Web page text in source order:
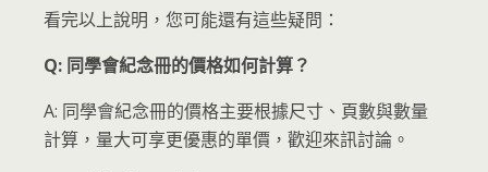
看完以上說明，您可能還有這些疑問：
Q: 同學會紀念冊的價格如何計算？
A: 同學會紀念冊的價格主要根據尺寸、頁數與數量
計算，量大可享更優惠的單價，歡迎來訊討論。